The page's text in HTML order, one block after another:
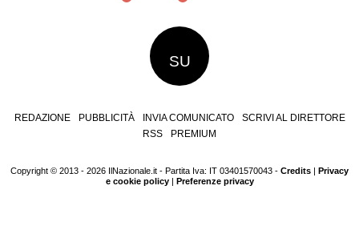
SU
REDAZIONE PUBBLICITÀ INVIA COMUNICATO
SCRIVI AL DIRETTORE
RSS
PREMIUM
Copyright © 2013 - 2026 IlNazionale.it - Partita Iva: IT 03401570043 - Credits | Privacy
e cookie policy| Preferenze privacy